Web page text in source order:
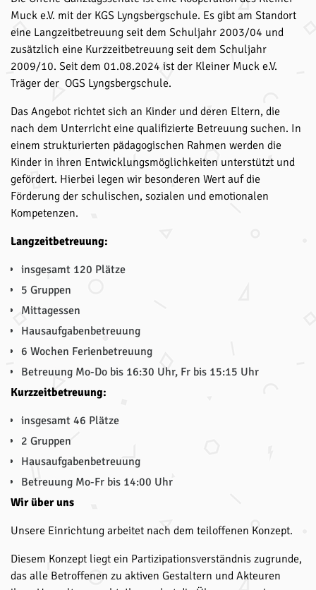
Muck e.V. mit der KGS Lyngsbergschule. Es gibt am Standort
eine Langzeitbetreuung seit dem Schuljahr 2003/04 und
zusätzlich eine Kurzzeitbetreuung seit dem Schuljahr
2009/10. Seit dem 01.08.2024 ist der Kleiner Muck e.V.
Träger der OGS Lyngsbergschule.
Das Angebot richtet sich an Kinder und deren Eltern, die
nach dem Unterricht eine qualifizierte Betreuung suchen. In
einem strukturierten pädagogischen Rahmen werden die
Kinder in ihren Entwicklungsmöglichkeiten unterstützt und
gefördert. Hierbei legen wir besonderen Wert auf die
Förderung der schulischen, sozialen und emotionalen
Kompetenzen.
Langzeitbetreuung:
insgesamt 120 Plätze
5 Gruppen
Mittagessen
Hausaufgabenbetreuung
6 Wochen Ferienbetreuung
Betreuung Mo-Do bis 16:30 Uhr, Fr bis 15:15 Uhr
Kurzzeitbetreuung:
insgesamt 46 Plätze
2 Gruppen
Hausaufgabenbetreuung
Betreuung Mo-Fr bis 14:00 Uhr
Wir über uns
Unsere Einrichtung arbeitet nach dem teiloffenen Konzept.
Diesem Konzept liegt ein Partizipationsverständnis zugrunde,
das alle Betroffenen zu aktiven Gestaltern und Akteuren